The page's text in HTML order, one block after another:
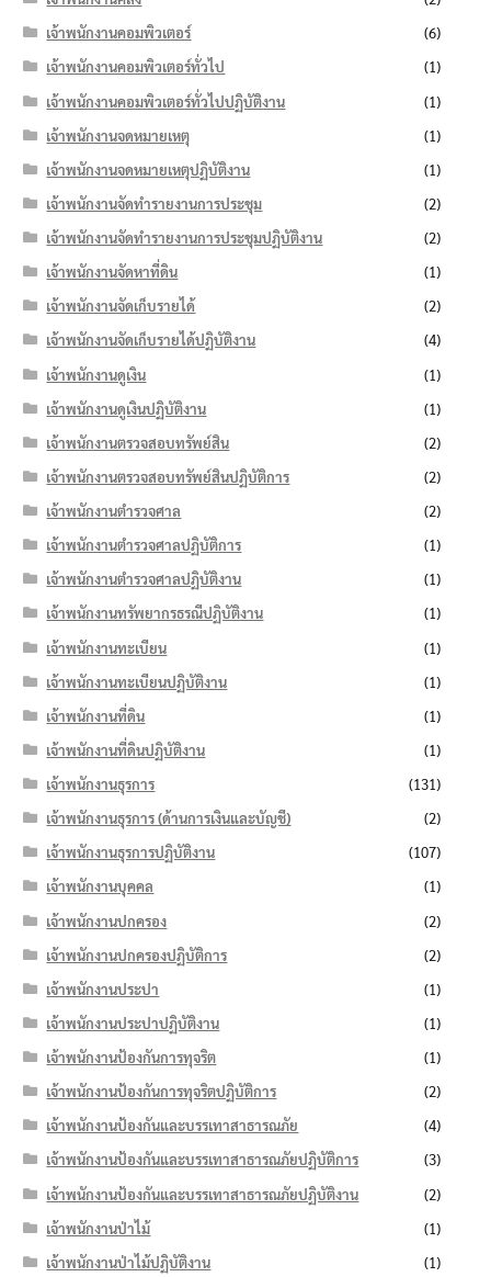
เจ้าพนักงานคอมพิวเตอร์
(6)
เจ้าพนักงานคอมพิวเตอร์ทั่วไป
(1)
เจ้าพนักงานคอมพิวเตอร์ทั่วไปปฏิบัติงาน
(1)
เจ้าพนักงานจดหมายเหตุ
(1)
เจ้าพนักงานจดหมายเหตุปฏิบัติงาน
(1)
เจ้าพนักงานจัดทำรายงานการประชุม
(2)
เจ้าพนักงานจัดทำรายงานการประชุมปฏิบัติงาน
(2)
เจ้าพนักงานจัดหาที่ดิน
(1)
เจ้าพนักงานจัดเก็บรายได้
(2)
เจ้าพนักงานจัดเก็บรายได้ปฏิบัติงาน
(4)
เจ้าพนักงานดูเงิน
(1)
เจ้าพนักงานดูเงินปฏิบัติงาน
(1)
เจ้าพนักงานตรวจสอบทรัพย์สิน
(2)
เจ้าพนักงานตรวจสอบทรัพย์สินปฏิบัติการ
(2)
เจ้าพนักงานตำรวจศาล
(2)
เจ้าพนักงานตำรวจศาลปฏิบัติการ
(1)
เจ้าพนักงานตำรวจศาลปฏิบัติงาน
(1)
เจ้าพนักงานทรัพยากรธรณีปฏิบัติงาน
(1)
เจ้าพนักงานทะเบียน
(1)
เจ้าพนักงานทะเบียนปฏิบัติงาน
(1)
เจ้าพนักงานที่ดิน
(1)
เจ้าพนักงานที่ดินปฏิบัติงาน
(1)
เจ้าพนักงานธุรการ
(131)
เจ้าพนักงานธุรการ (ด้านการเงินและบัญชี)
(2)
เจ้าพนักงานธุรการปฏิบัติงาน
(107)
เจ้าพนักงานบุคคล
(1)
เจ้าพนักงานปกครอง
(2)
เจ้าพนักงานปกครองปฏิบัติการ
(2)
เจ้าพนักงานประปา
(1)
เจ้าพนักงานประปาปฏิบัติงาน
(1)
เจ้าพนักงานป้องกันการทุจริต
(1)
เจ้าพนักงานป้องกันการทุจริตปฏิบัติการ
(2)
เจ้าพนักงานป้องกันและบรรเทาสาธารณภัย
(4)
เจ้าพนักงานป้องกันและบรรเทาสาธารณภัยปฏิบัติการ
(3)
เจ้าพนักงานป้องกันและบรรเทาสาธารณภัยปฏิบัติงาน
(2)
เจ้าพนักงานป่าไม้
(1)
เจ้าพนักงานป่าไม้ปฏิบัติงาน
(1)